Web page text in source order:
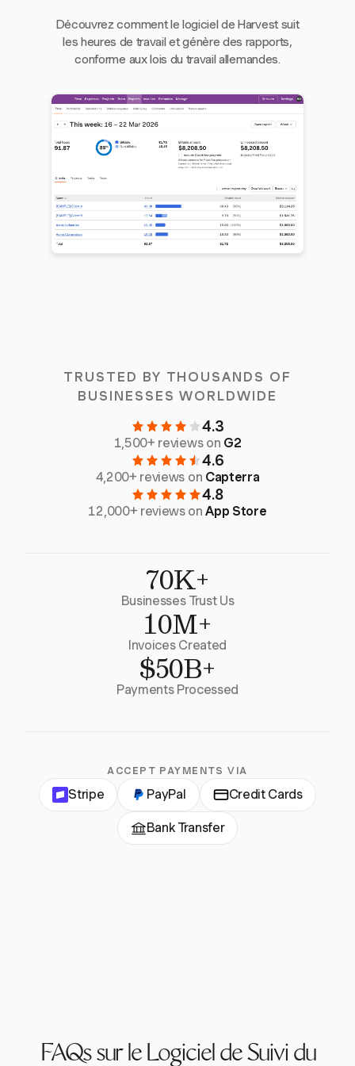
Découvrez comment le logiciel de Harvest suit
les heures de travail et génère des rapports,
conforme aux lois du travail allemandes.
TRUSTED BY THOUSANDS OF
BUSINESSES WORLDWIDE
4.3
1,500+ reviews on G2
4.6
4,200+ reviews on Capterra
4.8
12,000+ reviews onApp Store
70K+
Businesses Trust Us
10M+
Invoices Created
$50B+
Payments Processed
ACCEPT PAYMENTS VIA
Stripe PayPal Credit Cards
Bank Transfer
FAQs sur le Logiciel de Suivi du